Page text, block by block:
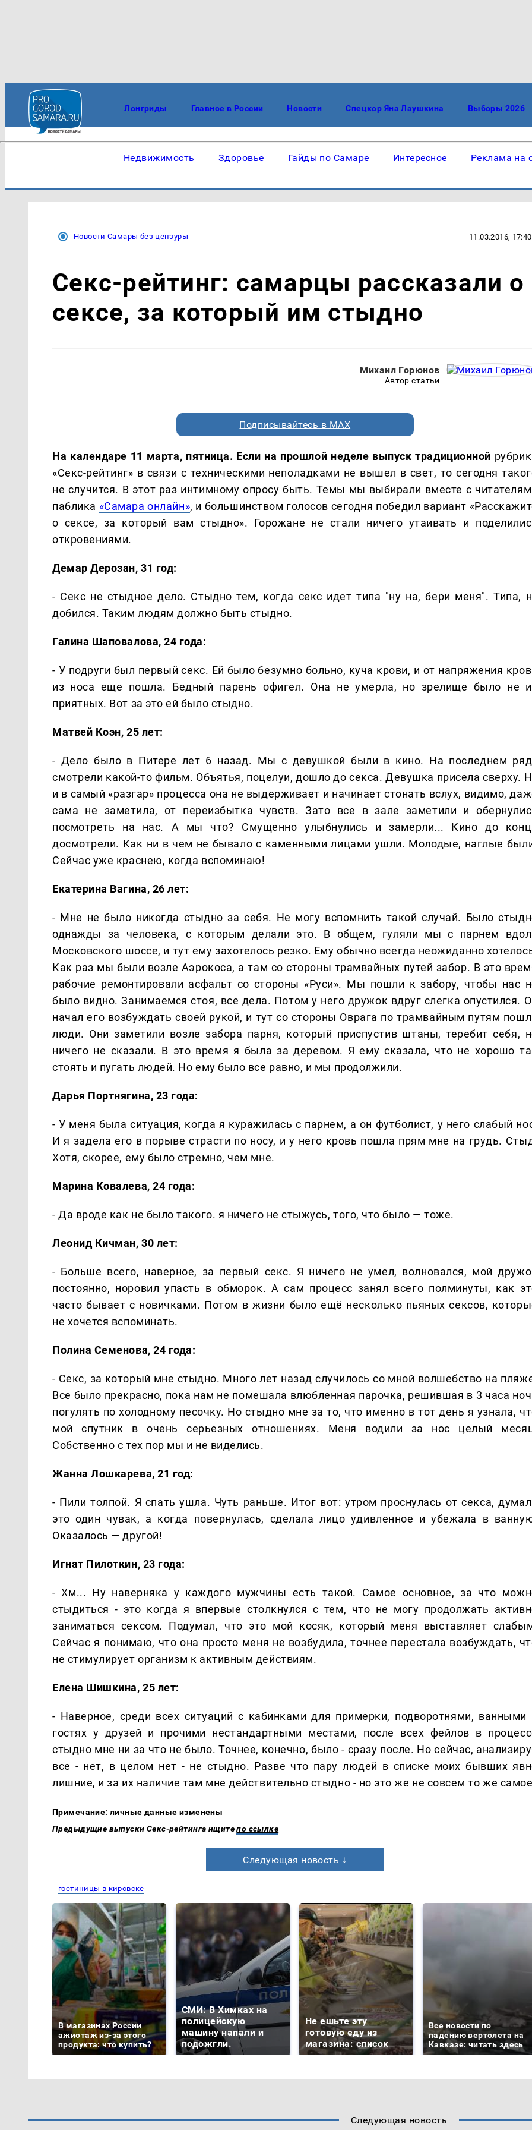
Лонгриды Главное в России Новости Спецкор Яна Лаушкина Выборы 2026
Недвижимость Здоровье Гайды по Самаре Интересное Реклама на
Новости Самары без цензуры 11.03.2016, 17:40
Секс-рейтинг: самарцы рассказали о
сексе, за который им стыдно
Михаил Горюнов
Автор статьи
Подписывайтесь в MAX
На календаре 11 марта, пятница. Если на прошлой неделе выпуск традиционной
«Секс-рейтинг» в связи с техническими неполадками не вышел в свет, то сегодня
не случится. В этот раз интимному опросу быть. Темы мы выбирали вместе с
паблика «Самара онлайн», и большинством голосов сегодня победил вариант
о сексе, за который вам стыдно». Горожане не стали ничего утаивать и
откровениями.
Демар Дерозан, 31 год:
- Секс не стыдное дело. Стыдно тем, когда секс идет типа "ну на, бери меня". Типа,
добился. Таким людям должно быть стыдно.
Галина Шаповалова, 24 года:
- У подруги был первый секс. Ей было безумно больно, куча крови, и от напряжения
из носа еще пошла. Бедный парень офигел. Она не умерла, но зрелище было не
приятных. Вот за это ей было стыдно.
Матвей Коэн, 25 лет:
- Дело было в Питере лет 6 назад. Мы с девушкой были в кино. На последнем
смотрели какой-то фильм. Объятья, поцелуи, дошло до секса. Девушка присела сверху.
и в самый «разгар» процесса она не выдерживает и начинает стонать вслух, видимо,
сама не заметила, от переизбытка чувств. Зато все в зале заметили и
посмотреть на нас. А мы что? Смущенно улыбнулись и замерли... Кино до
досмотрели. Как ни в чем не бывало с каменными лицами ушли. Молодые, наглые
Сейчас уже краснею, когда вспоминаю!
Екатерина Вагина, 26 лет:
- Мне не было никогда стыдно за себя. Не могу вспомнить такой случай. Было
однажды за человека, с которым делали это. В общем, гуляли мы с парнем
Московского шоссе, и тут ему захотелось резко. Ему обычно всегда неожиданно
Как раз мы были возле Аэрокоса, а там со стороны трамвайных путей забор. В это
рабочие ремонтировали асфальт со стороны «Руси». Мы пошли к забору, чтобы нас
было видно. Занимаемся стоя, все дела. Потом у него дружок вдруг слегка опустился.
начал его возбуждать своей рукой, и тут со стороны Оврага по трамвайным путям
люди. Они заметили возле забора парня, который приспустив штаны, теребит себя,
ничего не сказали. В это время я была за деревом. Я ему сказала, что не хорошо
стоять и пугать людей. Но ему было все равно, и мы продолжили.
Дарья Портнягина, 23 года:
- У меня была ситуация, когда я куражилась с парнем, а он футболист, у него слабый
И я задела его в порыве страсти по носу, и у него кровь пошла прям мне на грудь.
Хотя, скорее, ему было стремно, чем мне.
Марина Ковалева, 24 года:
- Да вроде как не было такого. я ничего не стыжусь, того, что было — тоже.
Леонид Кичман, 30 лет:
- Больше всего, наверное, за первый секс. Я ничего не умел, волновался, мой
постоянно, норовил упасть в обморок. А сам процесс занял всего полминуты, как
часто бывает с новичками. Потом в жизни было ещё несколько пьяных сексов,
не хочется вспоминать.
Полина Семенова, 24 года:
- Секс, за который мне стыдно. Много лет назад случилось со мной волшебство на
Все было прекрасно, пока нам не помешала влюбленная парочка, решившая в 3 часа
погулять по холодному песочку. Но стыдно мне за то, что именно в тот день я узнала,
мой спутник в очень серьезных отношениях. Меня водили за нос целый
Собственно с тех пор мы и не виделись.
Жанна Лошкарева, 21 год:
- Пили толпой. Я спать ушла. Чуть раньше. Итог вот: утром проснулась от секса,
это один чувак, а когда повернулась, сделала лицо удивленное и убежала в
Оказалось — другой!
Игнат Пилоткин, 23 года:
- Хм... Ну наверняка у каждого мужчины есть такой. Самое основное, за что
стыдиться - это когда я впервые столкнулся с тем, что не могу продолжать
заниматься сексом. Подумал, что это мой косяк, который меня выставляет
Сейчас я понимаю, что она просто меня не возбудила, точнее перестала возбуждать,
не стимулирует организм к активным действиям.
Елена Шишкина, 25 лет:
- Наверное, среди всех ситуаций с кабинками для примерки, подворотнями, ванными
гостях у друзей и прочими нестандартными местами, после всех фейлов в
стыдно мне ни за что не было. Точнее, конечно, было - сразу после. Но сейчас,
все - нет, в целом нет - не стыдно. Разве что пару людей в списке моих бывших
лишние, и за их наличие там мне действительно стыдно - но это же не совсем то же
Примечание: личные данные изменены
Предыдущие выпуски Секс-рейтинга ищитепо ссылке
Следующая новость ↓
гостиницы в кировске
В магазинах России
ажиотаж из-за этого
продукта: что купить?
СМИ: В Химках на
полицейскую
машину напали и
подожгли.
Не ешьте эту
готовую еду из
магазина: список
Все новости по
падению вертолета на
Кавказе: читать здесь
Следующая новость